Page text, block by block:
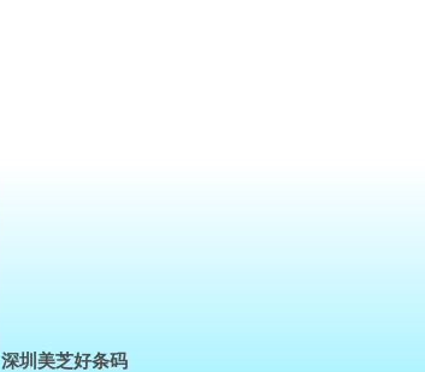
深圳美芝好条码